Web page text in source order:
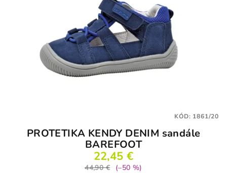
PROTETIKA KENDY DENIM sandále
BAREFOOT
22,45 €
44,90 €
(–50 %)
KÓD: 1861/20